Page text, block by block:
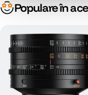
Populare în